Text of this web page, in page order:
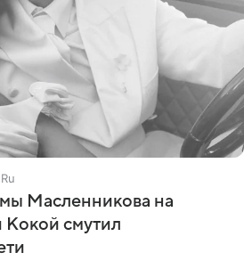
Масленникова на
Кокой смутил